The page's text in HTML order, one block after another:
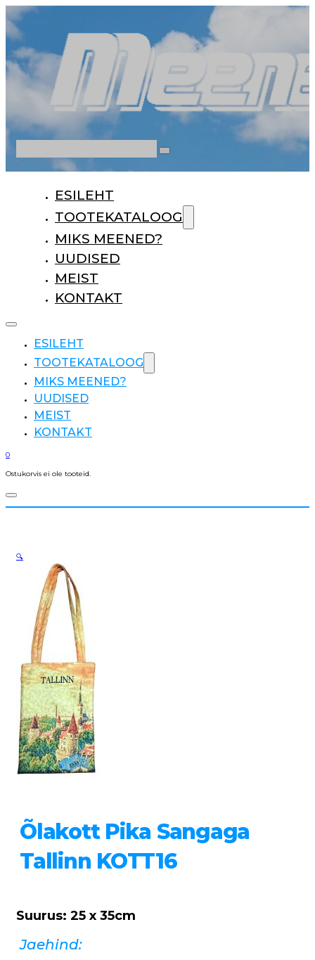
ESILEHT
TOOTEKATALOOG
MIKS MEENED?
UUDISED
MEIST
KONTAKT
ESILEHT
TOOTEKATALOOG
MIKS MEENED?
UUDISED
MEIST
KONTAKT
0
Ostukorvis ei ole tooteid.
Õlakott Pika Sangaga
Tallinn KOTT16
Suurus: 25 x 35cm
Jaehind:
🔍